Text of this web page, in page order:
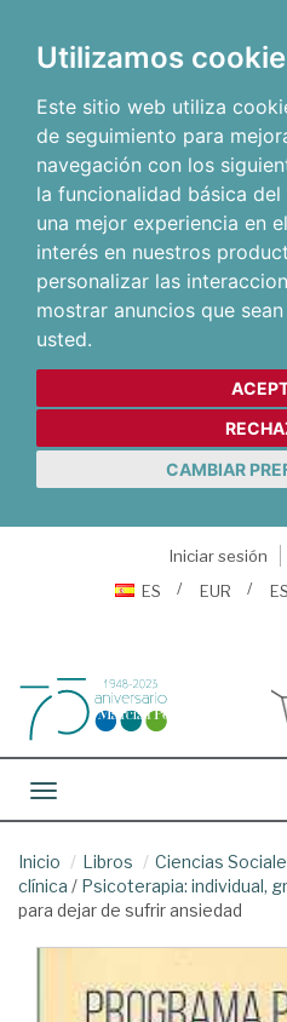
Utilizamos
Este sitio web utiliza
de seguimiento para
navegación con los
la funcionalidad básica
una mejor experiencia en
interés en nuestros
personalizar las
mostrar anuncios que
usted.
CAMBIAR
Iniciar sesión
ES
EUR
Toggle navigation
Inicio Libros Ciencias
clínica / Psicoterapia: individual,
para dejar de sufrir ansiedad